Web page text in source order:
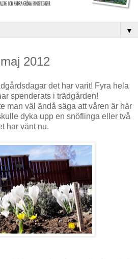
▼
2012
det har varit! Fyra hela
spenderats i trädgården!
man väl ändå säga att våren är här
dyka upp en snöflinga eller två
har vänt nu.